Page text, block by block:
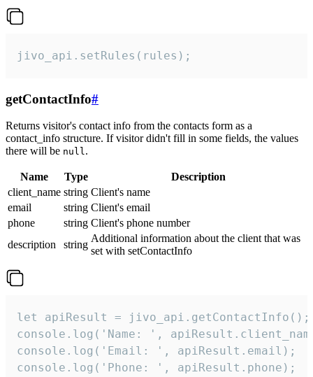
jivo_api.setRules(rules);
getContactInfo#
Returns visitor's contact info from the contacts form as a
contact_info structure. If visitor didn't fill in some fields, the values
there will be null.
Name Type
Description
client_name string Client's name
email
string Client's email
phone
string Client's phone number
description
string
Additional information about the client that was
set with setContactInfo
let apiResult = jivo_api.getContactInfo();
console.log('Name: ',
console.log('Email: ', apiResult.email);
console.log('Phone: ', apiResult.phone);